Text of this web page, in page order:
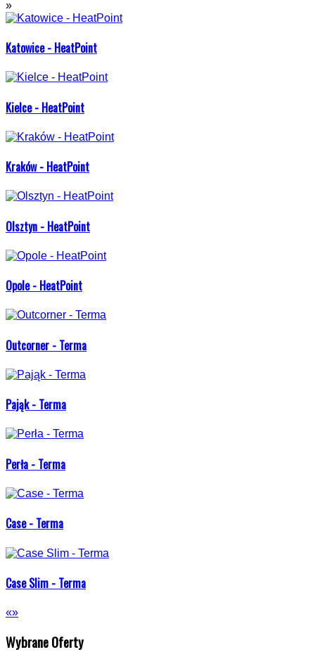
»
Katowice - HeatPoint
Kielce - HeatPoint
Kraków - HeatPoint
Olsztyn - HeatPoint
Opole - HeatPoint
Outcorner - Terma
Pająk - Terma
Perła - Terma
Case - Terma
Case Slim - Terma
«»
Wybrane Oferty